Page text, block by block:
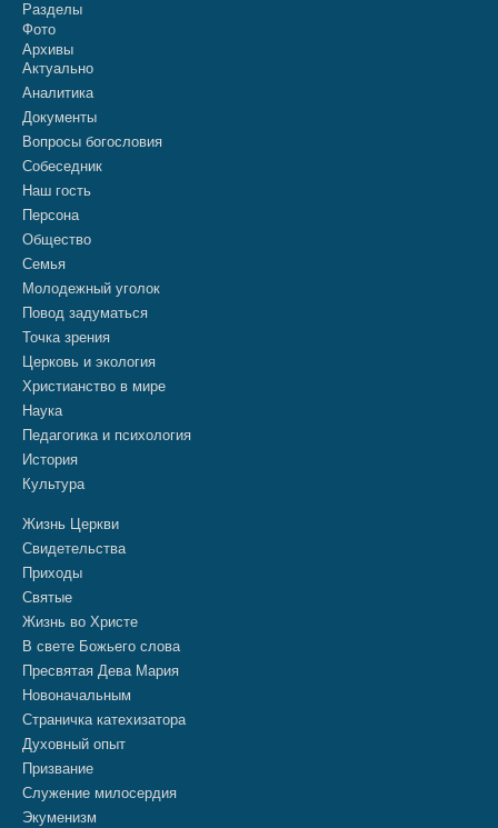
Разделы
Фото
Архивы
Актуально
Аналитика
Документы
Вопросы богословия
Собеседник
Наш гость
Персона
Общество
Семья
Молодежный уголок
Повод задуматься
Точка зрения
Церковь и экология
Христианство в мире
Наука
Педагогика и психология
История
Культура
Жизнь Церкви
Свидетельства
Приходы
Святые
Жизнь во Христе
В свете Божьего слова
Пресвятая Дева Мария
Новоначальным
Страничка катехизатора
Духовный опыт
Призвание
Служение милосердия
Экуменизм